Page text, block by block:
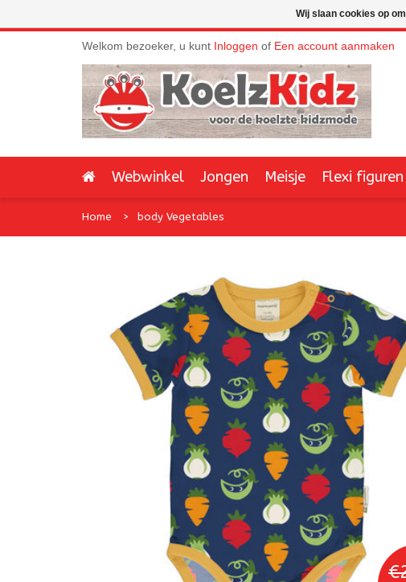
Welkom bezoeker, u kunt Inloggen of Een account aanmaken
Webwinkel Jongen Meisje Flexi figuren
Home body Vegetables
Wij slaan cookies op